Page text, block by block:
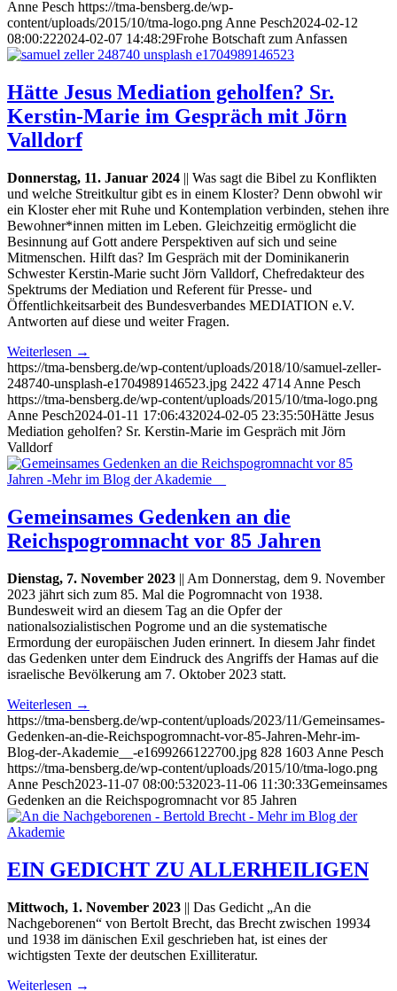
Anne Pesch https://tma-bensberg.de/wp-
content/uploads/2015/10/tma-logo.png Anne Pesch2024-02-12
08:00:222024-02-07 14:48:29Frohe Botschaft zum Anfassen
Hätte Jesus Mediation geholfen? Sr.
Kerstin-Marie im Gespräch mit Jörn
Valldorf
Donnerstag, 11. Januar 2024 || Was sagt die Bibel zu Konflikten
und welche Streitkultur gibt es in einem Kloster? Denn obwohl wir
ein Kloster eher mit Ruhe und Kontemplation verbinden, stehen ihre
Bewohner*innen mitten im Leben. Gleichzeitig ermöglicht die
Besinnung auf Gott andere Perspektiven auf sich und seine
Mitmenschen. Hilft das? Im Gespräch mit der Dominikanerin
Schwester Kerstin-Marie sucht Jörn Valldorf, Chefredakteur des
Spektrums der Mediation und Referent für Presse- und
Öffentlichkeitsarbeit des Bundesverbandes MEDIATION e.V.
Antworten auf diese und weiter Fragen.
Weiterlesen →
https://tma-bensberg.de/wp-content/uploads/2018/10/samuel-zeller-
248740-unsplash-e1704989146523.jpg 2422 4714 Anne Pesch
https://tma-bensberg.de/wp-content/uploads/2015/10/tma-logo.png
Anne Pesch2024-01-11 17:06:432024-02-05 23:35:50Hätte Jesus
Mediation geholfen? Sr. Kerstin-Marie im Gespräch mit Jörn
Valldorf
Gemeinsames Gedenken an die
Reichspogromnacht vor 85 Jahren
Dienstag, 7. November 2023 || Am Donnerstag, dem 9. November
2023 jährt sich zum 85. Mal die Pogromnacht von 1938.
Bundesweit wird an diesem Tag an die Opfer der
nationalsozialistischen Pogrome und an die systematische
Ermordung der europäischen Juden erinnert. In diesem Jahr findet
das Gedenken unter dem Eindruck des Angriffs der Hamas auf die
israelische Bevölkerung am 7. Oktober 2023 statt.
Weiterlesen →
https://tma-bensberg.de/wp-content/uploads/2023/11/Gemeinsames-
Gedenken-an-die-Reichspogromnacht-vor-85-Jahren-Mehr-im-
Blog-der-Akademie__-e1699266122700.jpg 828 1603 Anne Pesch
https://tma-bensberg.de/wp-content/uploads/2015/10/tma-logo.png
Anne Pesch2023-11-07 08:00:532023-11-06 11:30:33Gemeinsames
Gedenken an die Reichspogromnacht vor 85 Jahren
EIN GEDICHT ZU ALLERHEILIGEN
Mittwoch, 1. November 2023 || Das Gedicht „An die
Nachgeborenen“ von Bertolt Brecht, das Brecht zwischen 19934
und 1938 im dänischen Exil geschrieben hat, ist eines der
wichtigsten Texte der deutschen Exilliteratur.
Weiterlesen →